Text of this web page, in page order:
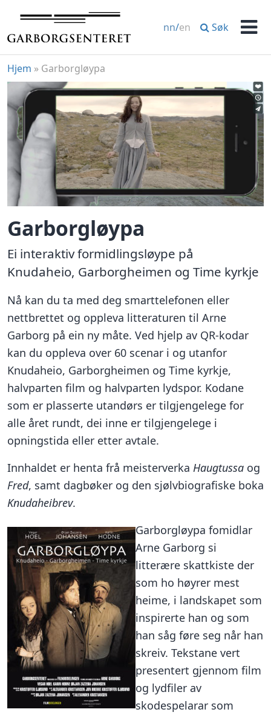
innhold
nn/en Søk
Hjem » Garborgløypa
Garborgløypa
Ei interaktiv formidlingsløype på
Knudaheio, Garborgheimen og Time kyrkje
Nå kan du ta med deg smarttelefonen eller
nettbrettet og oppleva litteraturen til Arne
Garborg på ein ny måte. Ved hjelp av QR-kodar
kan du oppleva over 60 scenar i og utanfor
Knudaheio, Garborgheimen og Time kyrkje,
halvparten film og halvparten lydspor. Kodane
som er plasserte utandørs er tilgjengelege for
alle året rundt, dei inne er tilgjengelege i
opningstida eller etter avtale.
Innhaldet er henta frå meisterverka Haugtussa og
Fred, samt dagbøker og den sjølvbiografiske boka
Knudaheibrev.
Garborgløypa fomidlar
Arne Garborg si
litterære skattkiste der
som ho høyrer mest
heime, i landskapet som
inspirerte han og som
han såg føre seg når han
skreiv. Tekstane vert
presentert gjennom film
og lydfiler av
skodespelarar som